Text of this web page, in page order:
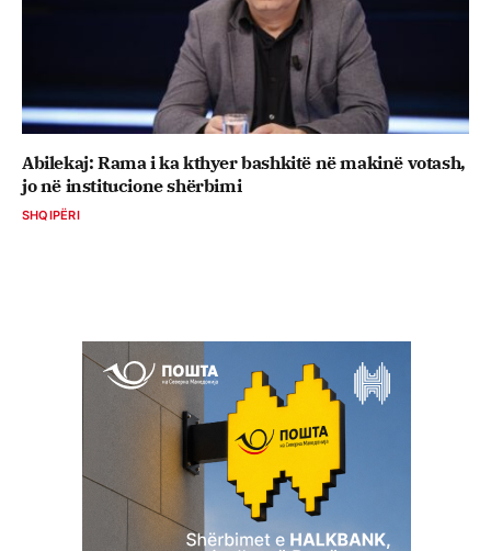
Abilekaj: Rama i ka kthyer bashkitë në makinë votash,
jo në institucione shërbimi
SHQIPËRI